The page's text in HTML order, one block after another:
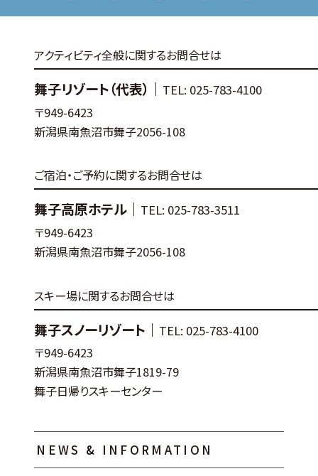
アクティビティ全般に関するお問合せは
舞子リゾート（代表）｜ TEL: 025-783-4100
〒949-6423
新潟県南魚沼市舞子2056-108
ご宿泊・ご予約に関するお問合せは
舞子高原ホテル｜ TEL: 025-783-3511
〒949-6423
新潟県南魚沼市舞子2056-108
スキー場に関するお問合せは
舞子スノーリゾート｜ TEL: 025-783-4100
〒949-6423
新潟県南魚沼市舞子1819-79
舞子日帰りスキーセンター
NEWS & INFORMATION